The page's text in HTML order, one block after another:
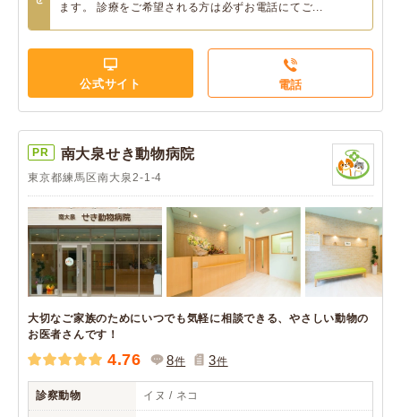
ます。 診療をご希望される方は必ずお電話にてご...
公式サイト 電話
PR 南大泉せき動物病院
東京都練馬区南大泉2-1-4
大切なご家族のためにいつでも気軽に相談できる、やさしい動物の
お医者さんです！
4.76 8件 3件
診察動物 イヌ / ネコ